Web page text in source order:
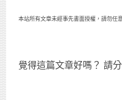
本站所有文章未經事先書面授權，請勿任
覺得這篇文章好嗎？ 請